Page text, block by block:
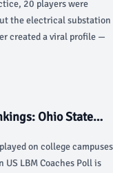
20 players were
the electrical substation
created a viral profile —
Ohio State
on college campuses
LBM Coaches Poll is